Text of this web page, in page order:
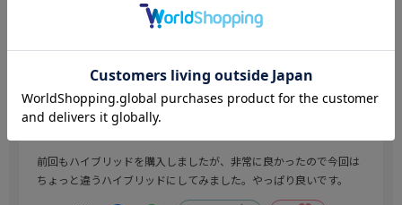
ハイブリッドは良いです
京
年代:40代 身長:166～170cm 体型:ふつう
前回もハイブリッドを購入しましたが、非常に良かったので今回は
ちょっと違うハイブリッドにしてみました。やっぱり良いです。